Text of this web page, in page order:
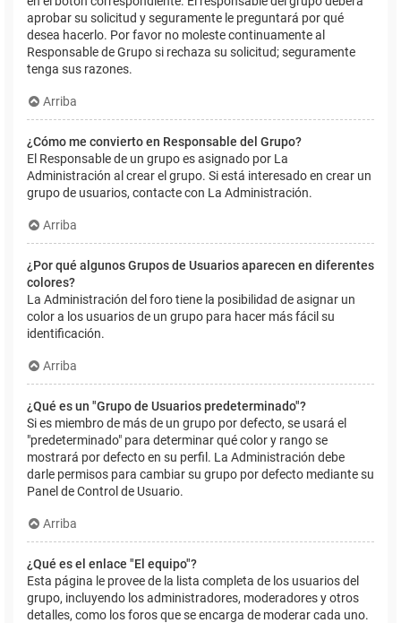
aprobar su solicitud y seguramente le preguntará por qué
desea hacerlo. Por favor no moleste continuamente al
Responsable de Grupo si rechaza su solicitud; seguramente
tenga sus razones.
Arriba
¿Cómo me convierto en Responsable del Grupo?
El Responsable de un grupo es asignado por La
Administración al crear el grupo. Si está interesado en crear un
grupo de usuarios, contacte con La Administración.
Arriba
¿Por qué algunos Grupos de Usuarios aparecen en diferentes
colores?
La Administración del foro tiene la posibilidad de asignar un
color a los usuarios de un grupo para hacer más fácil su
identificación.
Arriba
¿Qué es un "Grupo de Usuarios predeterminado"?
Si es miembro de más de un grupo por defecto, se usará el
"predeterminado" para determinar qué color y rango se
mostrará por defecto en su perfil. La Administración debe
darle permisos para cambiar su grupo por defecto mediante su
Panel de Control de Usuario.
Arriba
¿Qué es el enlace "El equipo"?
Esta página le provee de la lista completa de los usuarios del
grupo, incluyendo los administradores, moderadores y otros
detalles, como los foros que se encarga de moderar cada uno.